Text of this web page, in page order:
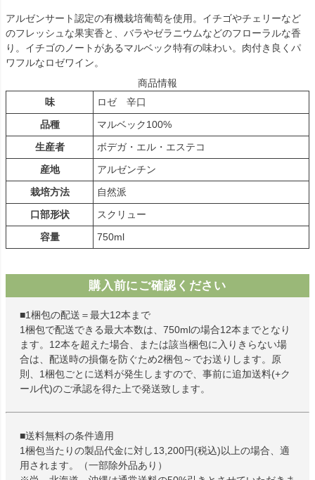
アルゼンサート認定の有機栽培葡萄を使用。イチゴやチェリーなど
のフレッシュな果実香と、バラやゼラニウムなどのフローラルな香
り。イチゴのノートがあるマルベック特有の味わい。肉付き良くパ
ワフルなロゼワイン。
商品情報
味
ロゼ 辛口
品種
マルベック100%
生産者
ボデガ・エル・エステコ
産地
アルゼンチン
栽培方法
自然派
口部形状
スクリュー
容量
750ml
購入前にご確認ください
■1梱包の配送＝最大12本まで
1梱包で配送できる最大本数は、750mlの場合12本までとなり
ます。12本を超えた場合、または該当梱包に入りきらない場
合は、配送時の損傷を防ぐため2梱包～でお送りします。原
則、1梱包ごとに送料が発生しますので、事前に追加送料(+ク
ール代)のご承認を得た上で発送致します。
■送料無料の条件適用
1梱包当たりの製品代金に対し13,200円(税込)以上の場合、適
用されます。（一部除外品あり）